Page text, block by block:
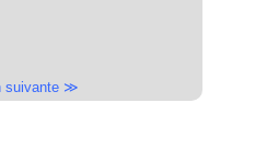
suivante ≫